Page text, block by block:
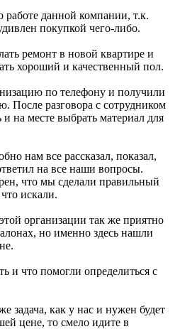
работе данной компании, т.к.
покупкой чего-либо.
ремонт в новой квартире и
хороший и качественный пол.
по телефону и получили
После разговора с сотрудником
на месте выбрать материал для
нам все рассказал, показал,
на все наши вопросы.
что мы сделали правильный
искали.
организации так же приятно
но именно здесь нашли
и что помогли определиться с
задача, как у нас и нужен будет
цене, то смело идите в